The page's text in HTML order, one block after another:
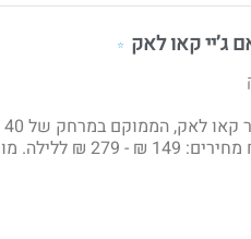
ג’יי קאו לאק ⭐
‏279 ₪ ללילה. מומלץ!